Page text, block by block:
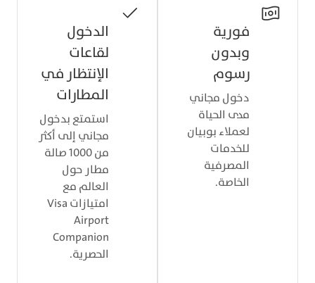
وأسلوب الحياة العالمية.
فورية
وبدون
رسوم
دخول مجاني
مدى الحياة
لعملاء بوبيان
للخدمات
المصرفية
الخاصة.
الدخول
لقاعات
الإنتظار في
المطارات
استمتع بدخول
مجاني إلى أكثر
من 1000 صالة
مطار حول
العالم مع
امتيازات Visa
Airport
Companion
الحصرية.